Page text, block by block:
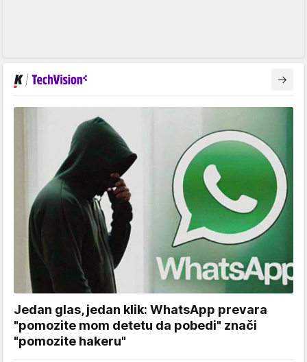
Jedan glas, jedan klik: WhatsApp prevara
"pomozite mom detetu da pobedi" znači
"pomozite hakeru"